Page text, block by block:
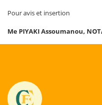
Pour avis et insertion
Me PIYAKI Assoumanou,